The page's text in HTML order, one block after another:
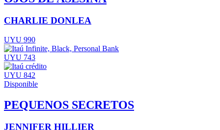
CHARLIE DONLEA
UYU 990
UYU 743
UYU 842
Disponible
PEQUENOS SECRETOS
JENNIFER HILLIER